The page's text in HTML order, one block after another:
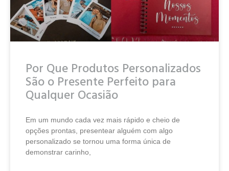
Por Que Produtos Personalizados
São o Presente Perfeito para
Qualquer Ocasião
Em um mundo cada vez mais rápido e cheio de
opções prontas, presentear alguém com algo
personalizado se tornou uma forma única de
demonstrar carinho,